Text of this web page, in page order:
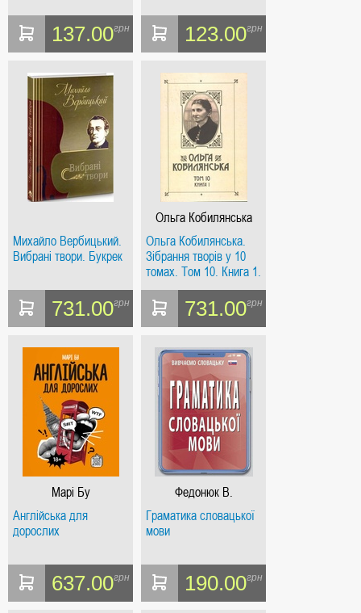
137.00грн 123.00грн
Михайло Вербицький.
Вибрані твори. Букрек
731.00грн
Ольга Кобилянська
Ольга Кобилянська.
Зібрання творів у 10
томах. Том 10. Книга 1.
Букрек
731.00грн
Марі Бу
Англійська для
дорослих
637.00грн
Федонюк В.
Граматика словацької
мови
190.00грн